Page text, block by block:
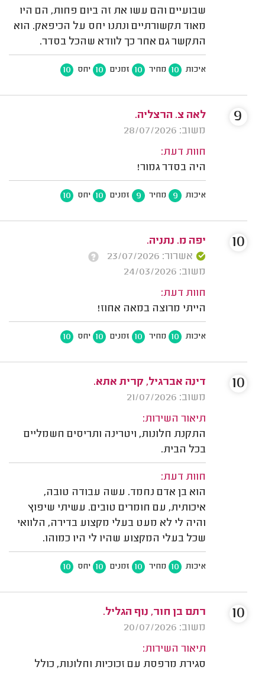
שבועיים והם עשו את זה ביום פחות, הם היו
מאוד תקשורתיים ונתנו יחס על הכיפאק. הוא
התקשר גם אחר כך לוודא שהכל בסדר.
איכות 10 מחיר 10 זמנים 10 יחס 10
לאה צ. הרצליה.
משוב: 28/07/2026
חוות דעת:
היה בסדר גמור!
איכות 9 מחיר 9 זמנים 10 יחס 10
9
יפה מ. נתניה.
אשרור: 23/07/2026
משוב: 24/03/2026
חוות דעת:
הייתי מרוצה במאה אחוז!
איכות 10 מחיר 10 זמנים 10 יחס 10
10
דינה אברגיל, קרית אתא.
משוב: 21/07/2026
תיאור השירות:
התקנת חלונות, ויטרינה ותריסים חשמליים
בכל הבית.
חוות דעת:
הוא בן אדם נחמד. עשה עבודה טובה,
איכותית, עם חומרים טובים. עשיתי שיפוץ
והיה לי לא מעט בעלי מקצוע בדירה, הלוואי
שכל בעלי המקצוע שהיו לי היו כמוהו.
איכות 10 מחיר 10 זמנים 10 יחס 10
10
רתם בן חור, נוף הגליל.
משוב: 20/07/2026
תיאור השירות:
סגירת מרפסת עם זכוכיות וחלונות, כולל
10